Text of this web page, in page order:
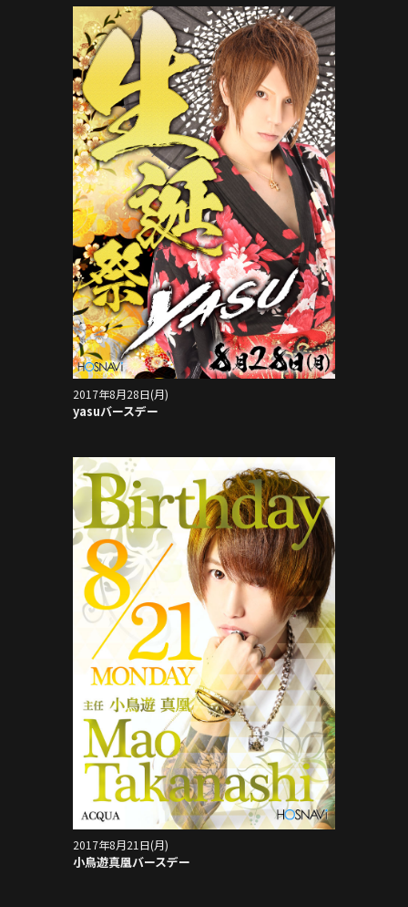
2017年8月28日(月)
yasuバースデー
2017年8月21日(月)
小鳥遊真凰バースデー